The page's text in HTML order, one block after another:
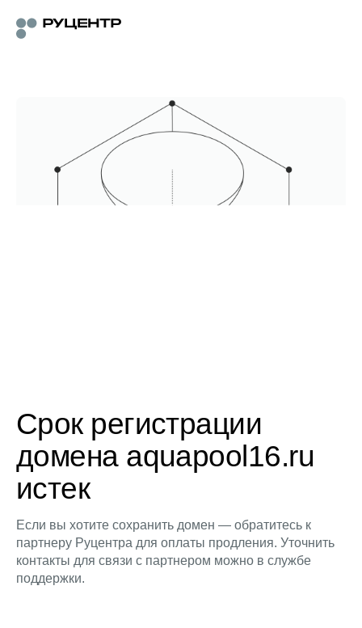
Срок регистрации
домена aquapool16.ru
истек
Если вы хотите сохранить домен — обратитесь к
партнеру Руцентра для оплаты продления. Уточнить
контакты для связи с партнером можно в службе
поддержки.